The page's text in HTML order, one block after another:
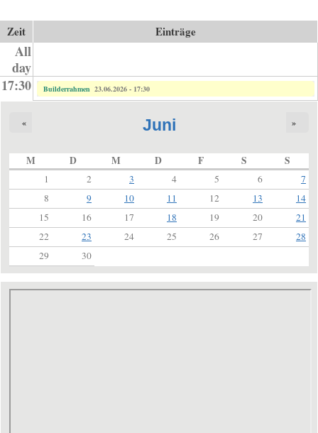
Zeit Einträge
All
day
17:30
Builderrahmen 23.06.2026 - 17:30
Juni
« »
M D M D F S S
1 2 3 4 5 6
7
8
9 10 11 12 13
14
15
16 17 18 19 20
21
22
23 24 25 26 27
28
29
30